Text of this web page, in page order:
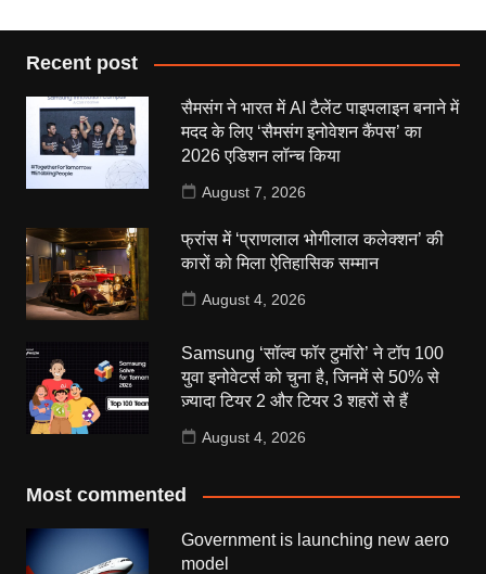
Recent post
सैमसंग ने भारत में AI टैलेंट पाइपलाइन बनाने में
मदद के लिए ‘सैमसंग इनोवेशन कैंपस’ का
2026 एडिशन लॉन्च किया
August 7, 2026
फ्रांस में ‘प्राणलाल भोगीलाल कलेक्शन’ की
कारों को मिला ऐतिहासिक सम्मान
August 4, 2026
Samsung ‘सॉल्व फॉर टुमॉरो’ ने टॉप 100
युवा इनोवेटर्स को चुना है, जिनमें से 50% से
ज़्यादा टियर 2 और टियर 3 शहरों से हैं
August 4, 2026
Most commented
Government is launching new aero
model